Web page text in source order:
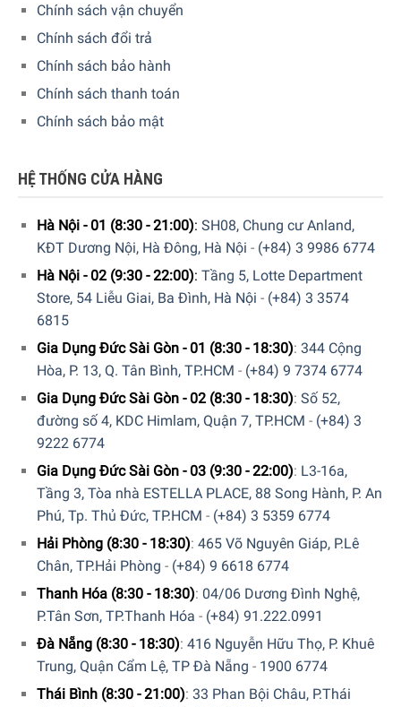
Đổ trực tiếp đến khi đầy khay (100 ~ 200ml)
Đậy nắp khay chứa. Chu trình rửa sẽ tự động xả để sử
dụng
Khi hết chất làm bóng, máy rửa bát sẽ tự động sáng
đèn trên màn hình điều khiển.
Lưu ý khi sử dụng
Bảo quản nơi khô ráo. Nhiệt độ không quá 40 độ C (104
độ F)
Không bảo quản nơi có ánh nắng mặt trời
Để có kết quả tối ưu, nên sử dụng kết hợp với chất tẩy
Chính sách vận chuyển
Chính sách đổi trả
Chính sách bảo hành
Chính sách thanh toán
Chính sách bảo mật
HỆ THỐNG CỬA HÀNG
Hà Nội - 01 (8:30 - 21:00): SH08, Chung cư Anland,
KĐT Dương Nội, Hà Đông, Hà Nội - (+84) 3 9986 6774
Hà Nội - 02 (9:30 - 22:00): Tầng 5, Lotte Department
Store, 54 Liễu Giai, Ba Đình, Hà Nội - (+84) 3 3574
6815
Gia Dụng Đức Sài Gòn - 01 (8:30 - 18:30): 344 Cộng
Hòa, P. 13, Q. Tân Bình, TP.HCM - (+84) 9 7374 6774
Gia Dụng Đức Sài Gòn - 02 (8:30 - 18:30): Số 52,
đường số 4, KDC Himlam, Quận 7, TP.HCM - (+84) 3
9222 6774
Gia Dụng Đức Sài Gòn - 03 (9:30 - 22:00): L3-16a,
Tầng 3, Tòa nhà ESTELLA PLACE, 88 Song Hành, P. An
Phú, Tp. Thủ Đức, TP.HCM - (+84) 3 5359 6774
Hải Phòng (8:30 - 18:30): 465 Võ Nguyên Giáp, P.Lê
Chân, TP.Hải Phòng - (+84) 9 6618 6774
Thanh Hóa (8:30 - 18:30): 04/06 Dương Đình Nghệ,
P.Tân Sơn, TP.Thanh Hóa - (+84) 91.222.0991
Đà Nẵng (8:30 - 18:30): 416 Nguyễn Hữu Thọ, P. Khuê
Trung, Quận Cẩm Lệ, TP Đà Nẵng - 1900 6774
Thái Bình (8:30 - 21:00): 33 Phan Bội Châu, P.Thái